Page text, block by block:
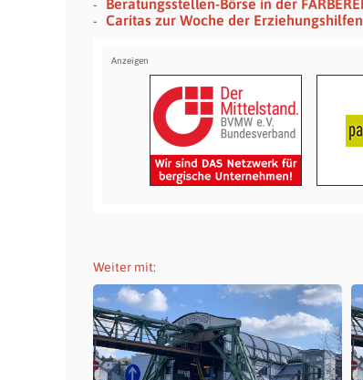
Beratungsstellen-Börse in der FÄRBEREI
Caritas zur Woche der Erziehungshilfen
Weiter mit: